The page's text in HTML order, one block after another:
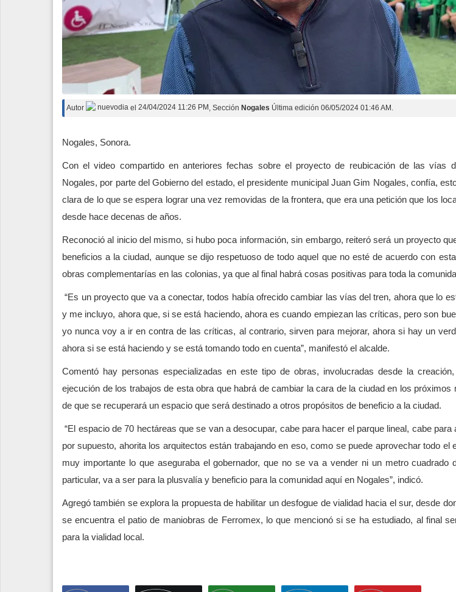
Autor nuevodia el 24/04/2024 11:26 PM , Sección Nogales Última edición 06/05/2024 01:46 AM.
Nogales, Sonora.
Con el video compartido en anteriores fechas sobre el proyecto de reubicación de las vías
Nogales, por parte del Gobierno del estado, el presidente municipal Juan Gim Nogales, confía,
clara de lo que se espera lograr una vez removidas de la frontera, que era una petición que los
desde hace decenas de años.
Reconoció al inicio del mismo, si hubo poca información, sin embargo, reiteró será un proyecto
beneficios a la ciudad, aunque se dijo respetuoso de todo aquel que no esté de acuerdo con
obras complementarías en las colonias, ya que al final habrá cosas positivas para toda la
“Es un proyecto que va a conectar, todos había ofrecido cambiar las vías del tren, ahora que lo
y me incluyo, ahora que, si se está haciendo, ahora es cuando empiezan las críticas, pero son
yo nunca voy a ir en contra de las críticas, al contrario, sirven para mejorar, ahora si hay un
ahora si se está haciendo y se está tomando todo en cuenta”, manifestó el alcalde.
Comentó hay personas especializadas en este tipo de obras, involucradas desde la
ejecución de los trabajos de esta obra que habrá de cambiar la cara de la ciudad en los próximos
de que se recuperará un espacio que será destinado a otros propósitos de beneficio a la ciudad.
“El espacio de 70 hectáreas que se van a desocupar, cabe para hacer el parque lineal, cabe para
por supuesto, ahorita los arquitectos están trabajando en eso, como se puede aprovechar todo el
muy importante lo que aseguraba el gobernador, que no se va a vender ni un metro cuadrado
particular, va a ser para la plusvalía y beneficio para la comunidad aquí en Nogales”, indicó.
Agregó también se explora la propuesta de habilitar un desfogue de vialidad hacia el sur, desde
se encuentra el patio de maniobras de Ferromex, lo que mencionó si se ha estudiado, al final
para la vialidad local.